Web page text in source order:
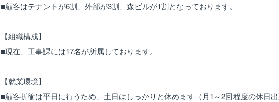
■顧客はテナントが6割、外部が3割、森ビルが1割となっております。
【組織構成】
■現在、工事課には17名が所属しております。
【就業環境】
■顧客折衝は平日に行うため、土日はしっかりと休めます（月1～2回程度の休日